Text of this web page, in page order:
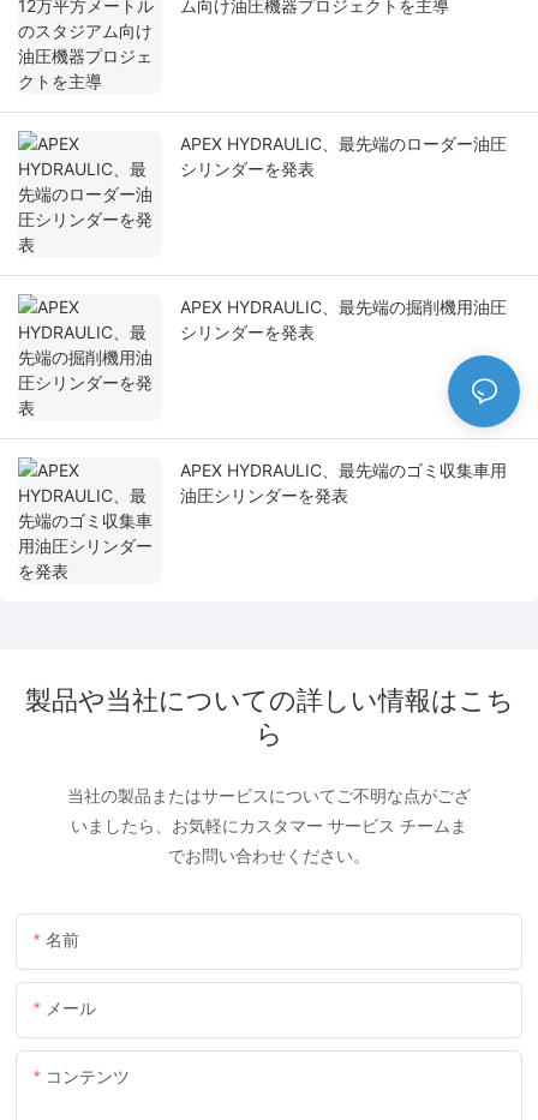
ム向け油圧機器プロジェクトを主導
APEX HYDRAULIC、最先端のローダー油圧
シリンダーを発表
APEX HYDRAULIC、最先端の掘削機用油圧
シリンダーを発表
APEX HYDRAULIC、最先端のゴミ収集車用
油圧シリンダーを発表
製品や当社についての詳しい情報はこち
ら
当社の製品またはサービスについてご不明な点がござ
いましたら、お気軽にカスタマー サービス チームま
でお問い合わせください。
名前
メール
コンテンツ